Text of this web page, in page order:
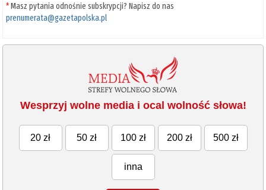
*Masz pytania odnośnie subskrypcji? Napisz do nas
prenumerata@gazetapolska.pl
Wesprzyj wolne media i ocal wolność słowa!
20 zł 50 zł 100 zł 200 zł 500 zł
inna